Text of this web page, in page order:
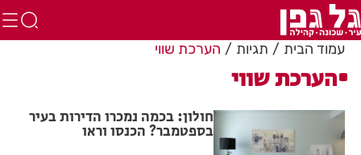
עמוד הבית תגיות הערכת שווי
הערכת שווי
חולון: בכמה נמכרו הדירות בעיר
בספטמבר? הכנסו וראו